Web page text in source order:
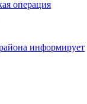
операция
информирует